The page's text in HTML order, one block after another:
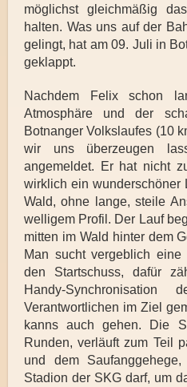
möglichst gleichmäßig
halten. Was uns auf der
gelingt, hat am 09. Juli in
geklappt.
Nachdem Felix schon
Atmosphäre und der
Botnanger Volkslaufes (10
wir uns überzeugen
angemeldet. Er hat nicht
wirklich ein wunderschöner
Wald, ohne lange, steile
welligem Profil. Der Lauf
mitten im Wald hinter dem
Man sucht vergeblich
den Startschuss, dafür
Handy-
Verantwortlichen im Ziel
kanns auch gehen. Die
Runden, verläuft zum Teil
und dem
Stadion der SKG darf, um